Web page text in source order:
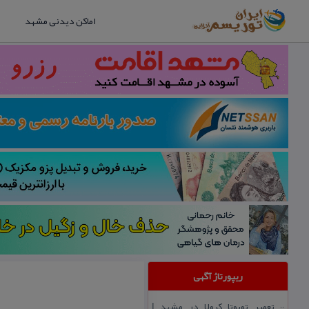
اماکن دیدنی مشهد
ریپورتاژ آگهی